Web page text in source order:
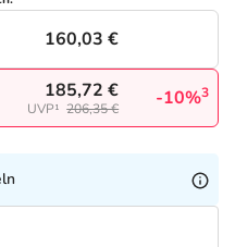
160,03 €
185,72 €
UVP¹ 206,35 € -10%3